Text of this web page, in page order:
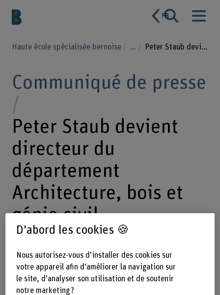
FR
Haute école spécialisée bernoise ... Peter Staub devient directeur du département Architecture, bois et génie civil
Communiqué de presse
Peter Staub devient
directeur du
département
Architecture, bois et
génie civil
03.07.2020
Le conseil de l’école de
la Haute école spécialisée bernoise
BFH a nommé Peter Staub au poste de
D'abord les cookies 🍪
Nous autorisez-vous d'installer des cookies sur
votre appareil afin d'améliorer la navigation sur
le site, d'analyser son utilisation et de soutenir
notre marketing ?